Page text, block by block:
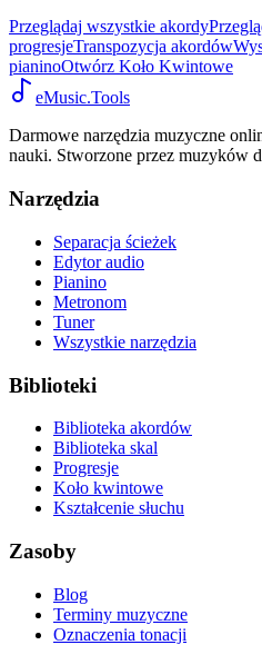
Przeglądaj wszystkie akordy
progresjeTranspozycja akordów
pianinoOtwórz Koło Kwintowe
eMusic.Tools
Darmowe narzędzia muzyczne
nauki. Stworzone przez muzyków
Narzędzia
Separacja ścieżek
Edytor audio
Pianino
Metronom
Tuner
Wszystkie narzędzia
Biblioteki
Biblioteka akordów
Biblioteka skal
Progresje
Koło kwintowe
Kształcenie słuchu
Zasoby
Blog
Terminy muzyczne
Oznaczenia tonacji